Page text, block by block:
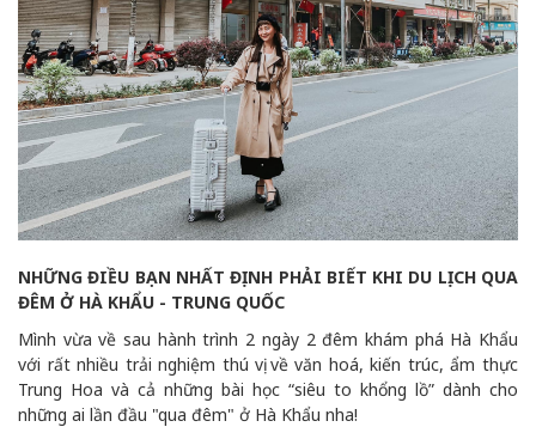
NHỮNG ĐIỀU BẠN NHẤT ĐỊNH PHẢI BIẾT KHI DU LỊCH QUA
ĐÊM Ở HÀ KHẨU - TRUNG QUỐC
Mình vừa về sau hành trình 2 ngày 2 đêm khám phá Hà Khẩu
với rất nhiều trải nghiệm thú vị về văn hoá, kiến trúc, ẩm thực
Trung Hoa và cả những bài học “siêu to khổng lồ” dành cho
những ai lần đầu "qua đêm" ở Hà Khẩu nha!